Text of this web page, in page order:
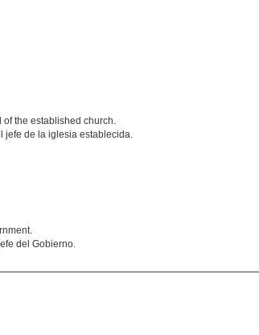
of the established church.
jefe de la iglesia establecida.
del Gobierno.